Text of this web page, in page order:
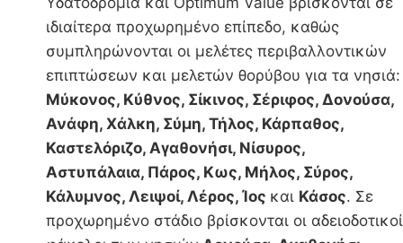
ιδιαίτερα προχωρημένο επίπεδο, καθώς
συμπληρώνονται οι μελέτες περιβαλλοντικών
επιπτώσεων και μελετών θορύβου για τα νησιά:
Μύκονος, Κύθνος, Σίκινος, Σέριφος, Δονούσα,
Ανάφη, Χάλκη, Σύμη, Τήλος, Κάρπαθος,
Καστελόριζο, Αγαθονήσι, Νίσυρος,
Αστυπάλαια, Πάρος, Κως, Μήλος, Σύρος,
Κάλυμνος, Λειψοί, Λέρος, Ίος και Κάσος. Σε
προχωρημένο στάδιο βρίσκονται οι αδειοδοτικοί